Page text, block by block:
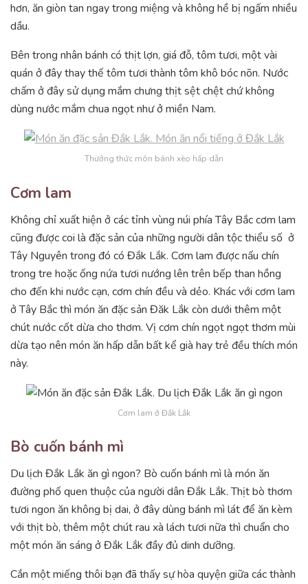
hơn, ăn giòn tan ngay trong miệng và không hề bị ngấm nhiều
dầu.
Bên trong nhân bánh có thịt lợn, giá đỗ, tôm tươi, một vài
quán ở đây thay thế tôm tươi thành tôm khô bóc nõn. Nước
chấm ở đây sử dụng mắm chưng thịt sệt chệt chứ không
dùng nước mắm chua ngọt như ở miền Nam.
Thưởng thức món bánh xèo hấp dẫn
Cơm lam
Không chỉ xuất hiện ở các tỉnh vùng núi phía Tây Bắc cơm lam
cũng được coi là đặc sản của những người dân tộc thiểu số ở
Tây Nguyên trong đó có Đắk Lắk. Cơm lam được nấu chín
trong tre hoặc ống nứa tươi nướng lên trên bếp than hồng
cho đến khi nước cạn, cơm chín đều và dẻo. Khác với cơm lam
ở Tây Bắc thì món ăn đặc sản Đăk Lắk còn dưới thêm một
chút nước cốt dừa cho thơm. Vị cơm chín ngọt ngọt thơm mùi
dừa tạo nên món ăn hấp dẫn bất kể già hay trẻ đều thích món
này.
Cơm lam ở Đắk Lắk
Bò cuốn bánh mì
Du lịch Đắk Lắk ăn gì ngon? Bò cuốn bánh mì là món ăn
đường phố quen thuộc của người dân Đắk Lắk. Thịt bò thơm
tươi ngon ăn không bị dai, ở đây dùng bánh mì lát để ăn kèm
với thịt bò, thêm một chút rau xà lách tươi nữa thì chuẩn cho
một món ăn sáng ở Đắk Lắk đầy đủ dinh dưỡng.
Cắn một miếng thôi bạn đã thấy sự hòa quyện giữa các thành